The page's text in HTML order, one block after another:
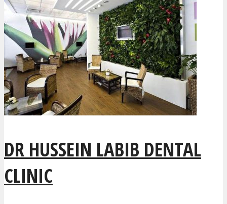
DR HUSSEIN LABIB DENTAL
CLINIC